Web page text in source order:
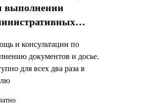
выполнении
и консультации по
документов и досье.
для всех два раза в